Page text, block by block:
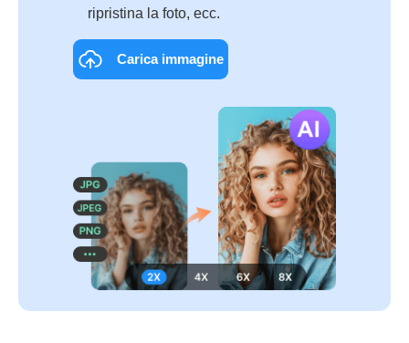
ripristina la foto, ecc.
Carica immagine